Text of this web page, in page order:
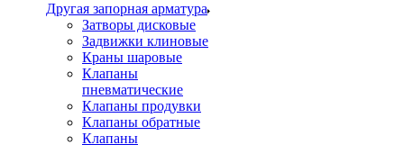
Другая запорная арматура
Затворы дисковые
Задвижки клиновые
Краны шаровые
Клапаны
пневматические
Клапаны продувки
Клапаны обратные
Клапаны